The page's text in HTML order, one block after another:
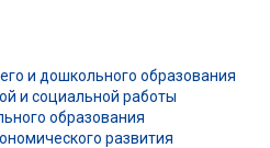
и дошкольного образования
и социальной работы
образования
развития